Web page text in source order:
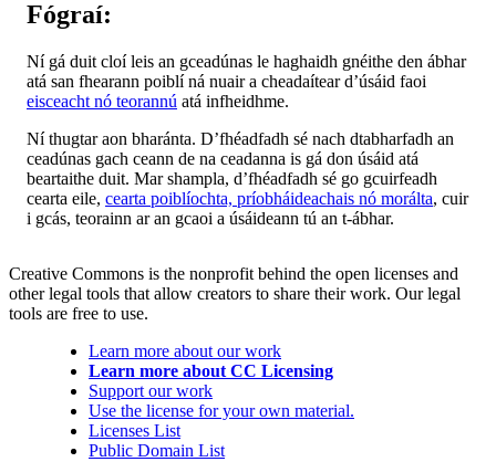
Fógraí:
Ní gá duit cloí leis an gceadúnas le haghaidh gnéithe den ábhar
atá san fhearann poiblí ná nuair a cheadaítear d’úsáid faoi
eisceacht nó teorannú atá infheidhme.
Ní thugtar aon bharánta. D’fhéadfadh sé nach dtabharfadh an
ceadúnas gach ceann de na ceadanna is gá don úsáid atá
beartaithe duit. Mar shampla, d’fhéadfadh sé go gcuirfeadh
cearta eile, cearta poiblíochta, príobháideachais nó morálta, cuir
i gcás, teorainn ar an gcaoi a úsáideann tú an t-ábhar.
Creative Commons is the nonprofit behind the open licenses and
other legal tools that allow creators to share their work. Our legal
tools are free to use.
Learn more about our work
Learn more about CC Licensing
Support our work
Use the license for your own material.
Licenses List
Public Domain List